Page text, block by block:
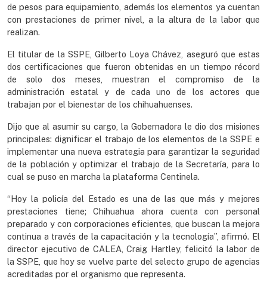
de pesos para equipamiento, además los elementos ya cuentan
con prestaciones de primer nivel, a la altura de la labor que
realizan.
El titular de la SSPE, Gilberto Loya Chávez, aseguró que estas
dos certificaciones que fueron obtenidas en un tiempo récord
de solo dos meses, muestran el compromiso de la
administración estatal y de cada uno de los actores que
trabajan por el bienestar de los chihuahuenses.
Dijo que al asumir su cargo, la Gobernadora le dio dos misiones
principales: dignificar el trabajo de los elementos de la SSPE e
implementar una nueva estrategia para garantizar la seguridad
de la población y optimizar el trabajo de la Secretaría, para lo
cual se puso en marcha la plataforma Centinela.
“Hoy la policía del Estado es una de las que más y mejores
prestaciones tiene; Chihuahua ahora cuenta con personal
preparado y con corporaciones eficientes, que buscan la mejora
continua a través de la capacitación y la tecnología”, afirmó. El
director ejecutivo de CALEA, Craig Hartley, felicitó la labor de
la SSPE, que hoy se vuelve parte del selecto grupo de agencias
acreditadas por el organismo que representa.